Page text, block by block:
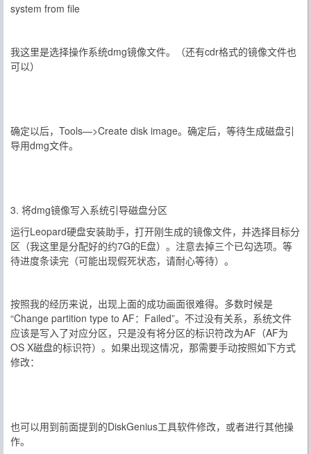
system from file
我这里是选择操作系统dmg镜像文件。（还有cdr格式的镜像文件也
可以）
确定以后，Tools—>Create disk image。确定后，等待生成磁盘引
导用dmg文件。
3. 将dmg镜像写入系统引导磁盘分区
运行Leopard硬盘安装助手，打开刚生成的镜像文件，并选择目标分
区（我这里是分配好的约7G的E盘）。注意去掉三个已勾选项。等
待进度条读完（可能出现假死状态，请耐心等待）。
按照我的经历来说，出现上面的成功画面很难得。多数时候是
“Change partition type to AF：Failed”。不过没有关系，系统文件
应该是写入了对应分区，只是没有将分区的标识符改为AF（AF为
OS X磁盘的标识符）。如果出现这情况，那需要手动按照如下方式
修改：
也可以用到前面提到的DiskGenius工具软件修改，或者进行其他操
作。